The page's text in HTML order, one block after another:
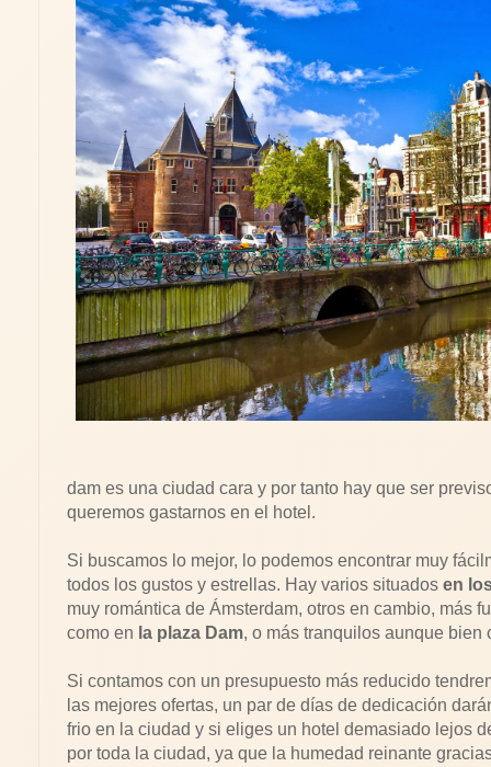
dam es una ciudad cara y por tanto hay que ser
queremos gastarnos en el hotel.
Si buscamos lo mejor, lo podemos encontrar muy
todos los gustos y estrellas. Hay varios situados en
muy romántica de Ámsterdam, otros en cambio, más
como en la plaza Dam, o más tranquilos aunque
Si contamos con un presupuesto más reducido
las mejores ofertas, un par de días de dedicación
frio en la ciudad y si eliges un hotel demasiado lejos
por toda la ciudad, ya que la humedad reinante